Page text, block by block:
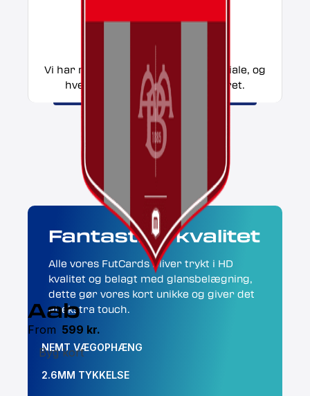
Aab
From 599 kr.
Byg kort
DANSK KVALITET
Vi har nøje udvalgt vores trykmateriale, og
hver prodution bliver kontrolskret.
Fantastisk kvalitet
Alle vores FutCards bliver trykt i HD
kvalitet og belagt med glansbelægning,
dette gør vores kort unikke og giver det
et ekstra touch.
NEMT VÆGOPHÆNG
2.6MM TYKKELSE